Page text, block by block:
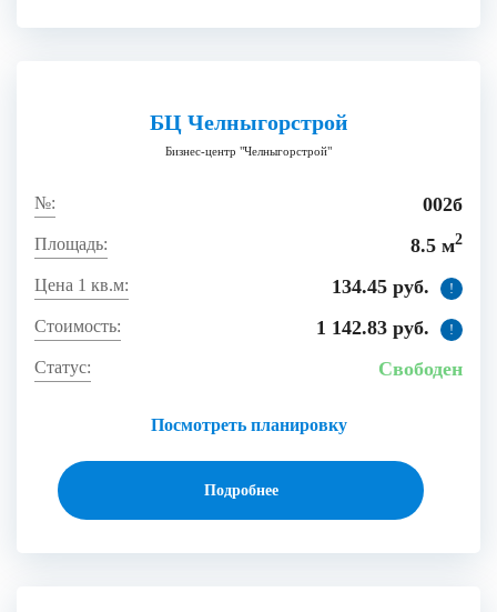
БЦ Челныгорстрой
Бизнес-центр "Челныгорстрой"
002б
8.5 м2
134.45 руб. !
1 142.83 руб. !
Посмотреть планировку
Свободен
Подробнее